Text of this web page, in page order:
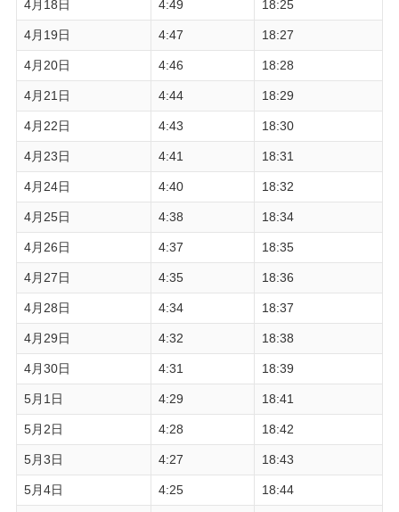
4月18日 4:49 18:25
4月19日 4:47 18:27
4月20日 4:46 18:28
4月21日 4:44 18:29
4月22日 4:43 18:30
4月23日 4:41 18:31
4月24日 4:40 18:32
4月25日 4:38 18:34
4月26日 4:37 18:35
4月27日 4:35 18:36
4月28日 4:34 18:37
4月29日 4:32 18:38
4月30日 4:31 18:39
5月1日 4:29 18:41
5月2日 4:28 18:42
5月3日 4:27 18:43
5月4日 4:25 18:44